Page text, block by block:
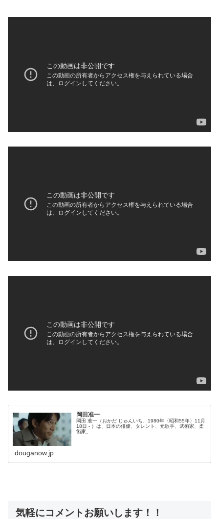
岡田准一
岡田 准一（おかだ じゅんいち、1980年〈昭和55年〉11月
18日 - ）は、日本の俳優、タレント、元歌手、武術家、柔
術家。
douganow.jp
気軽にコメントお願いします！！